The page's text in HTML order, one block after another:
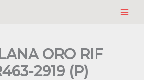
ORO RIF
2919 (P)